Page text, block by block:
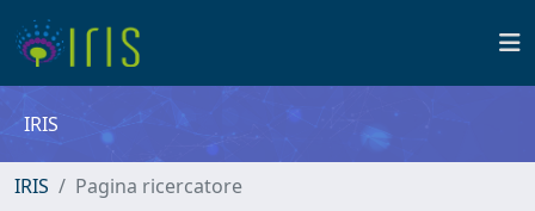
IRIS
IRIS Pagina ricercatore